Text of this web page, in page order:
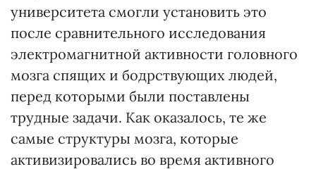
университета смогли установить это
после сравнительного исследования
электромагнитной активности головного
мозга спящих и бодрствующих людей,
перед которыми были поставлены
трудные задачи. Как оказалось, те же
самые структуры мозга, которые
активизировались во время активного